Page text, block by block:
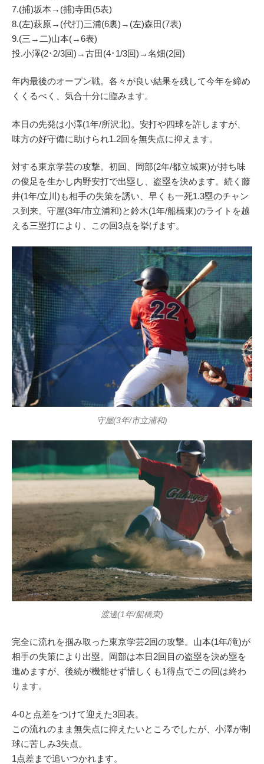
7.(捕)坂本→(捕)寺田(5表)
8.(左)萩原→(代打)三浦(6裏)→(左)森田(7表)
9.(三→二)山本(→6表)
投.小澤(2･2/3回)→古田(4･1/3回)→名畑(2回)
年内最後のオープン戦。各々が良い結果を残して今年を締め
くくるべく、気合十分に臨みます。
本日の先発は小澤(1年/所沢北)。安打や四球を許しますが、
味方の好守備に助けられ1.2回を無失点に抑えます。
対する東京学芸の攻撃。初回、岡部(2年/都立城東)が持ち味
の俊足を生かし内野安打で出塁し、盗塁を決めます。続く藤
井(1年/立川)も相手の失策を誘い、早くも一死1.3塁のチャン
ス到来。守屋(3年/市立浦和)と鈴木(1年/船橋東)のライトを越
える三塁打により、この回3点を挙げます。
守屋(3年/市立浦和)
渡邊(1年/船橋東)
完全に流れを掴み取った東京学芸2回の攻撃。山本(1年/滝)が
相手の失策により出塁。岡部は本日2回目の盗塁を決め塁を
進めますが、後続が機能せず惜しくも1得点でこの回は終わ
ります。
4-0と点差をつけて迎えた3回表。
この流れのまま無失点に抑えたいところでしたが、小澤が制
球に苦しみ3失点。
1点差まで追いつかれます。